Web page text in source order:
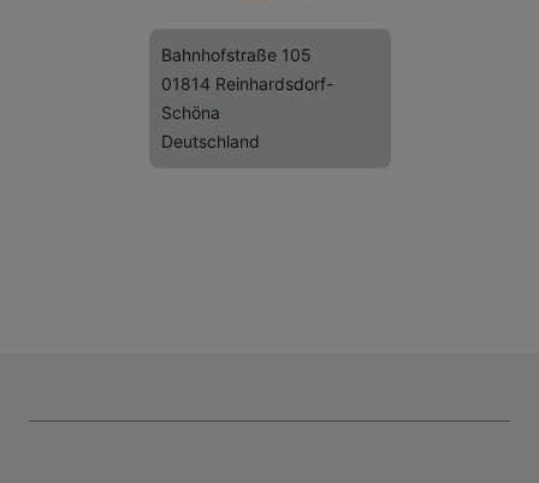
Bahnhofstraße 105
01814 Reinhardsdorf-
Schöna
Deutschland